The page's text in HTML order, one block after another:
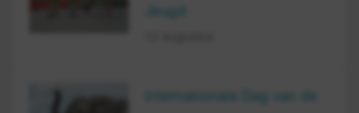
Internationale Dag van de